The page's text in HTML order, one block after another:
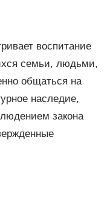
воспитание
семьи, людьми,
общаться на
наследие,
закона